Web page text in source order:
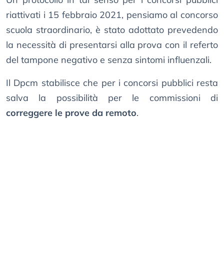
riattivati i 15 febbraio 2021, pensiamo al concorso
scuola straordinario, è stato adottato prevedendo
la necessità di presentarsi alla prova con il referto
del tampone negativo e senza sintomi influenzali.
Il Dpcm stabilisce che per i concorsi pubblici resta
salva la possibilità per le commissioni di
correggere le prove da remoto.